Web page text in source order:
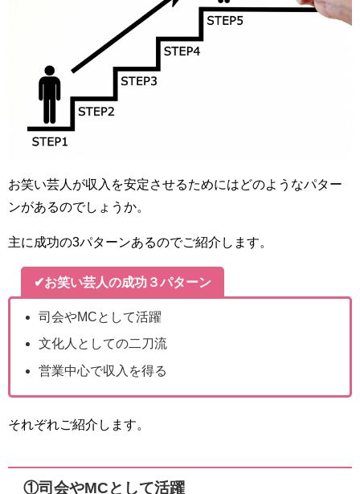
お笑い芸人が収入を安定させるためにはどのようなパター
ンがあるのでしょうか。
主に成功の3パターンあるのでご紹介します。
✔お笑い芸人の成功３パターン
司会やMCとして活躍
文化人としての二刀流
営業中心で収入を得る
それぞれご紹介します。
①司会やMCとして活躍